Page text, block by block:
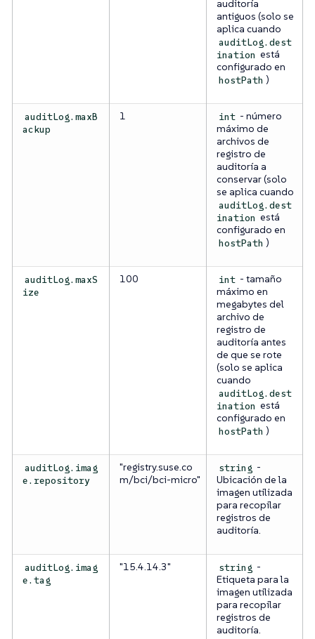
auditoría
antiguos (solo se
aplica cuando
auditLog.dest
ination está
configurado en
hostPath )
auditLog.maxB
ackup
1 int - número
máximo de
archivos de
registro de
auditoría a
conservar (solo
se aplica cuando
auditLog.dest
ination está
configurado en
hostPath )
auditLog.maxS
ize
100 int - tamaño
máximo en
megabytes del
archivo de
registro de
auditoría antes
de que se rote
(solo se aplica
cuando
auditLog.dest
ination está
configurado en
hostPath )
auditLog.imag
e.repository
"registry.suse.co
m/bci/bci-micro"
string -
Ubicación de la
imagen utilizada
para recopilar
registros de
auditoría.
auditLog.imag
e.tag
"15.4.14.3" string -
Etiqueta para la
imagen utilizada
para recopilar
registros de
auditoría.